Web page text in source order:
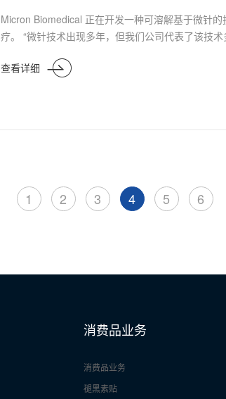
Micron Biomedical 正在开发一种可溶解基于微针
疗。 “微针技术出现多年，但我们公司代表了该技
将其视为实现自我用药的方式。”
查看详细
1 2 3 4 5 6
消费品业务
消费品业务
褪黑素贴